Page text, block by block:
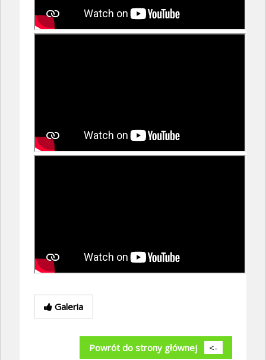
Galeria
Powrót do strony głównej <-